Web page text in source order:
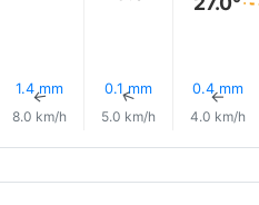
1.4 mm
↑
8.0 km/h
0.1 mm
↑
5.0 km/h
0.4 mm
↑
4.0 km/h